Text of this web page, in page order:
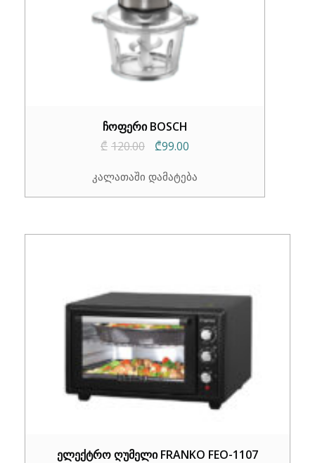
ჩოფერი BOSCH
₾ 120.00
Original
was:
₾99.00
is:
კალათაში დამატება
ელექტრო ღუმელი FRANKO FEO-1107